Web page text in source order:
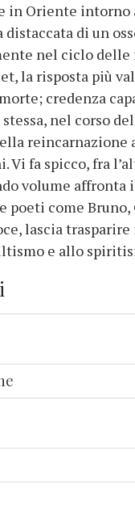
in Oriente intorno
distaccata di un
nel ciclo delle
la risposta più
credenza
stessa, nel corso
reincarnazione
Vi fa spicco, fra
volume affronta
poeti come
lascia
e allo